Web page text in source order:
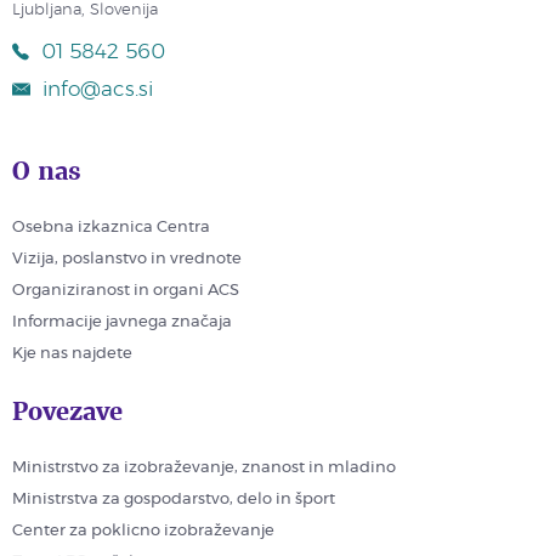
Ljubljana, Slovenija
01 5842 560
info@acs.si
O nas
Osebna izkaznica Centra
Vizija, poslanstvo in vrednote
Organiziranost in organi ACS
Informacije javnega značaja
Kje nas najdete
Povezave
Ministrstvo za izobraževanje, znanost in mladino
Ministrstva za gospodarstvo, delo in šport
Center za poklicno izobraževanje